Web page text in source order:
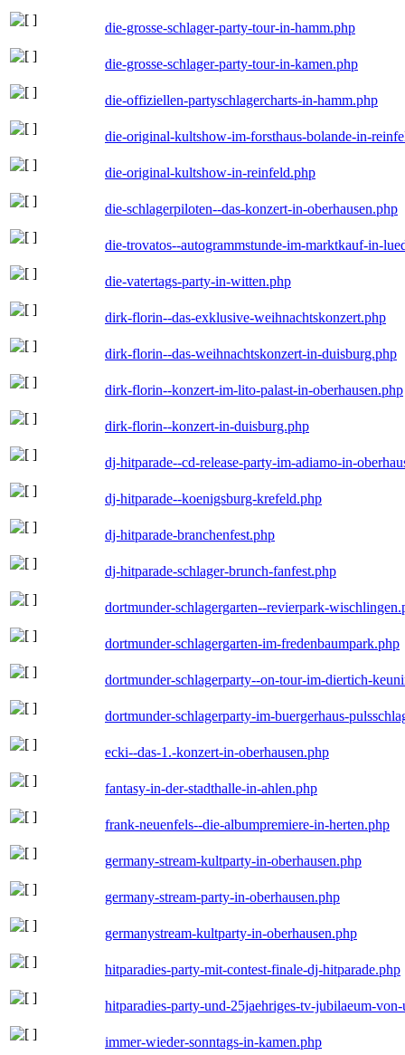
die-grosse-schlager-party-tour-in-hamm.php
die-grosse-schlager-party-tour-in-kamen.php
die-offiziellen-partyschlagercharts-in-hamm.php
die-original-kultshow-im-forsthaus-bolande-in-
die-original-kultshow-in-reinfeld.php
die-schlagerpiloten--das-konzert-in-oberhausen.php
die-trovatos--autogrammstunde-im-marktkauf-in-
die-vatertags-party-in-witten.php
dirk-florin--das-exklusive-weihnachtskonzert.php
dirk-florin--das-weihnachtskonzert-in-duisburg.php
dirk-florin--konzert-im-lito-palast-in-oberhausen.php
dirk-florin--konzert-in-duisburg.php
dj-hitparade--cd-release-party-im-adiamo-in-
dj-hitparade--koenigsburg-krefeld.php
dj-hitparade-branchenfest.php
dj-hitparade-schlager-brunch-fanfest.php
dortmunder-schlagergarten--revierpark-
dortmunder-schlagergarten-im-fredenbaumpark.php
dortmunder-schlagerparty--on-tour-im-diertich-
dortmunder-schlagerparty-im-buergerhaus-
ecki--das-1.-konzert-in-oberhausen.php
fantasy-in-der-stadthalle-in-ahlen.php
frank-neuenfels--die-albumpremiere-in-herten.php
germany-stream-kultparty-in-oberhausen.php
germany-stream-party-in-oberhausen.php
germanystream-kultparty-in-oberhausen.php
hitparadies-party-mit-contest-finale-dj-hitparade.php
hitparadies-party-und-25jaehriges-tv-jubilaeum-
immer-wieder-sonntags-in-kamen.php